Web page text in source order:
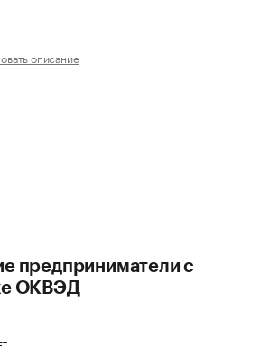
описание
предприниматели с
ОКВЭД